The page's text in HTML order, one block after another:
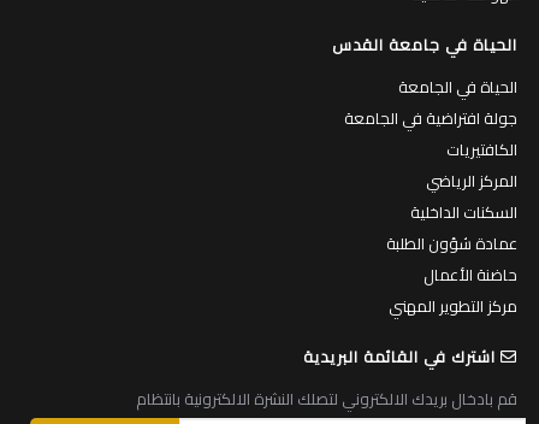
الحياة في جامعة القدس
الحياة في الجامعة
جولة افتراضية في الجامعة
الكافتيريات
المركز الرياضي
السكنات الداخلية
عمادة شؤون الطلبة
حاضنة الأعمال
مركز التطوير المهني
اشترك في القائمة البريدية
قم بادخال بريدك الالكتروني لتصلك النشرة الالكترونية بانتظام